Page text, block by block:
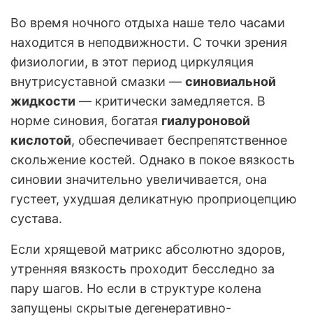
Во время ночного отдыха наше тело часами
находится в неподвижности. С точки зрения
физиологии, в этот период циркуляция
внутрисуставной смазки — синовиальной
жидкости — критически замедляется. В
норме синовия, богатая гиалуроновой
кислотой, обеспечивает беспрепятственное
скольжение костей. Однако в покое вязкость
синовии значительно увеличивается, она
густеет, ухудшая деликатную проприоцепцию
сустава.
Если хрящевой матрикс абсолютно здоров,
утренняя вязкость проходит бесследно за
пару шагов. Но если в структуре колена
запущены скрытые дегенеративно-